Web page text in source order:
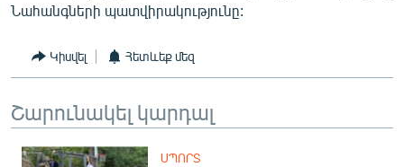
ՀԵՏԵՎԵՔ ՄԵԶ
Նահանգների պատվիրակությունը:
Կիսվել Հետևեք մեզ
Շարունակել կարդալ
ՍՊՈՐՏ